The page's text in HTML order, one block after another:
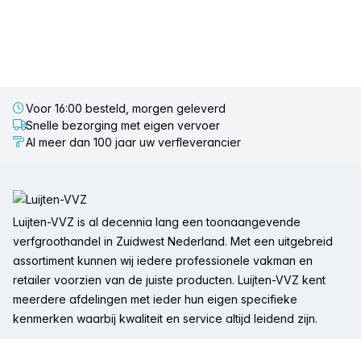
Voor 16:00 besteld, morgen geleverd
Snelle bezorging met eigen vervoer
Al meer dan 100 jaar uw verfleverancier
Luijten-VVZ is al decennia lang een toonaangevende
verfgroothandel in Zuidwest Nederland. Met een uitgebreid
assortiment kunnen wij iedere professionele vakman en
retailer voorzien van de juiste producten. Luijten-VVZ kent
meerdere afdelingen met ieder hun eigen specifieke
kenmerken waarbij kwaliteit en service altijd leidend zijn.